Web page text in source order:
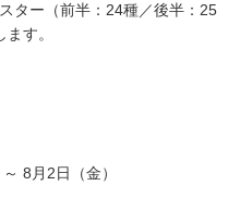
ター（前半：24種／後半：25
す。
8月2日（金）